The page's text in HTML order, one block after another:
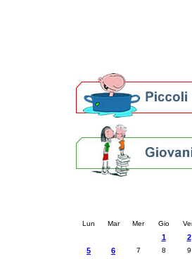
Lun Mar Mer Gio
1 2
5
6 7 8 9